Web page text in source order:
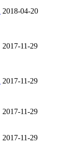
2018-04-20
2017-11-29
2017-11-29
2017-11-29
2017-11-29